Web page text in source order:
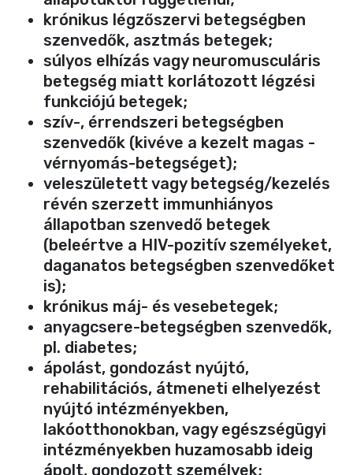
krónikus légzőszervi betegségben
szenvedők, asztmás betegek;
súlyos elhízás vagy neuromusculáris
betegség miatt korlátozott légzési
funkciójú betegek;
szív-, érrendszeri betegségben
szenvedők (kivéve a kezelt magas ­
vérnyomás-betegséget);
veleszületett vagy betegség/kezelés
révén szerzett immunhiányos
állapotban szenvedő betegek
(beleértve a HIV-pozitív személyeket,
daganatos betegségben szenvedőket
is);
krónikus máj- és vesebetegek;
anyagcsere-betegségben szenvedők,
pl. diabetes;
ápolást, gondozást nyújtó,
rehabilitációs, átmeneti elhelyezést
nyújtó intézményekben,
lakóotthonokban, vagy egészségügyi
intézményekben huzamosabb ideig
ápolt, gondozott személyek;